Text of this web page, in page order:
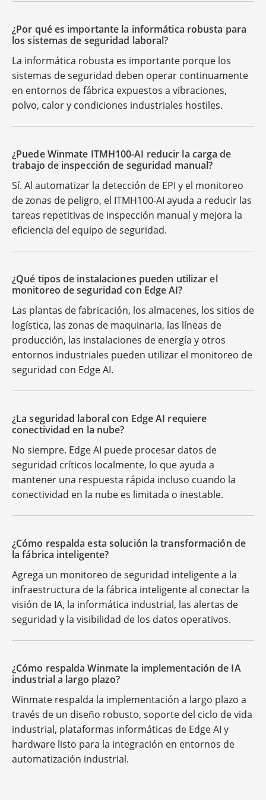
¿Por qué es importante la informática robusta para
los sistemas de seguridad laboral?
La informática robusta es importante porque los
sistemas de seguridad deben operar continuamente
en entornos de fábrica expuestos a vibraciones,
polvo, calor y condiciones industriales hostiles.
¿Puede Winmate ITMH100-AI reducir la carga de
trabajo de inspección de seguridad manual?
Sí. Al automatizar la detección de EPI y el monitoreo
de zonas de peligro, el ITMH100-AI ayuda a reducir las
tareas repetitivas de inspección manual y mejora la
eficiencia del equipo de seguridad.
¿Qué tipos de instalaciones pueden utilizar el
monitoreo de seguridad con Edge AI?
Las plantas de fabricación, los almacenes, los sitios de
logística, las zonas de maquinaria, las líneas de
producción, las instalaciones de energía y otros
entornos industriales pueden utilizar el monitoreo de
seguridad con Edge AI.
¿La seguridad laboral con Edge AI requiere
conectividad en la nube?
No siempre. Edge AI puede procesar datos de
seguridad críticos localmente, lo que ayuda a
mantener una respuesta rápida incluso cuando la
conectividad en la nube es limitada o inestable.
¿Cómo respalda esta solución la transformación de
la fábrica inteligente?
Agrega un monitoreo de seguridad inteligente a la
infraestructura de la fábrica inteligente al conectar la
visión de IA, la informática industrial, las alertas de
seguridad y la visibilidad de los datos operativos.
¿Cómo respalda Winmate la implementación de IA
industrial a largo plazo?
Winmate respalda la implementación a largo plazo a
través de un diseño robusto, soporte del ciclo de vida
industrial, plataformas informáticas de Edge AI y
hardware listo para la integración en entornos de
automatización industrial.